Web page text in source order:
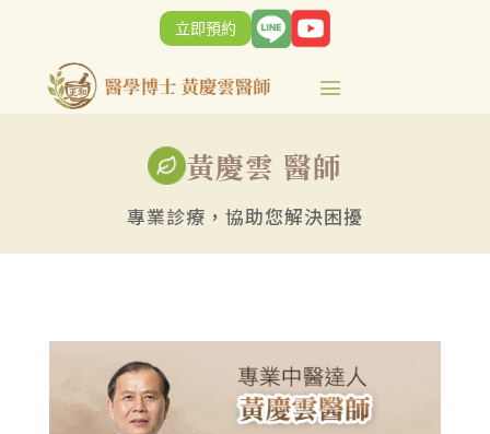
立即預約
黃慶雲 醫師
專業診療，協助您解決困擾